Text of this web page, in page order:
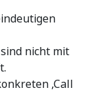
nicht mit
‚Call